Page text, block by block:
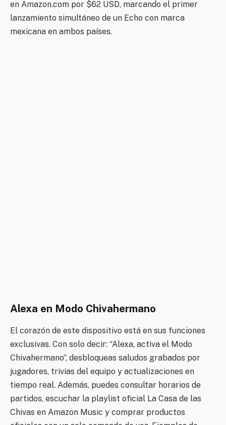
en Amazon.com por $62 USD, marcando el primer
lanzamiento simultáneo de un Echo con marca
mexicana en ambos países.
Alexa en Modo Chivahermano
El corazón de este dispositivo está en sus funciones
exclusivas. Con solo decir: “Alexa, activa el Modo
Chivahermano”, desbloqueas saludos grabados por
jugadores, trivias del equipo y actualizaciones en
tiempo real. Además, puedes consultar horarios de
partidos, escuchar la playlist oficial La Casa de las
Chivas en Amazon Music y comprar productos